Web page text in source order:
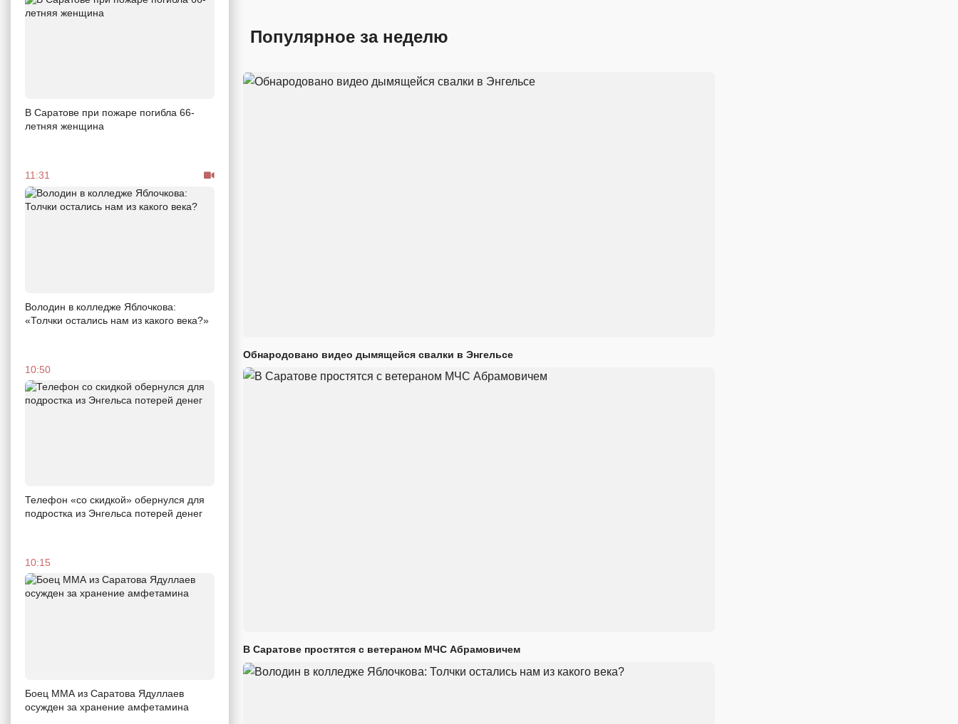
В Саратове при пожаре погибла 66-
летняя женщина
11:31
Володин в колледже Яблочкова:
«Толчки остались нам из какого века?»
10:50
Телефон «со скидкой» обернулся для
подростка из Энгельса потерей денег
10:15
Боец ММА из Саратова Ядуллаев
осужден за хранение амфетамина
Популярное за неделю
Обнародовано видео дымящейся свалки в Энгельсе
В Саратове простятся с ветераном МЧС Абрамовичем